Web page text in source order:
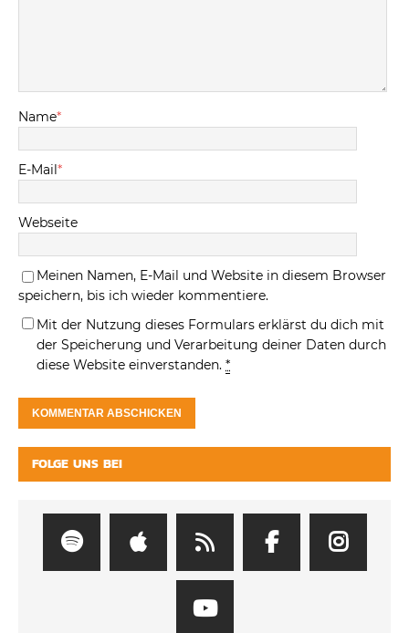
Name*
E-Mail*
Webseite
Meinen Namen, E-Mail und Website in diesem Browser
speichern, bis ich wieder kommentiere.
Mit der Nutzung dieses Formulars erklärst du dich mit
der Speicherung und Verarbeitung deiner Daten durch
diese Website einverstanden. *
FOLGE UNS BEI